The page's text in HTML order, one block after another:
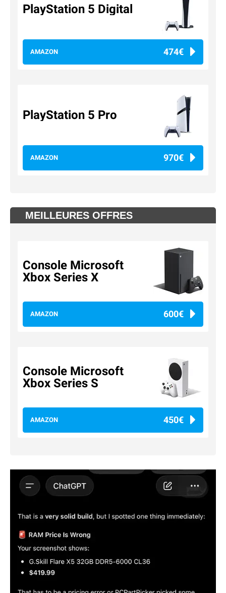
PlayStation 5 Digital
AMAZON 474€
PlayStation 5 Pro
AMAZON 970€
MEILLEURES OFFRES
Console Microsoft
Xbox Series X
AMAZON 600€
Console Microsoft
Xbox Series S
AMAZON 450€